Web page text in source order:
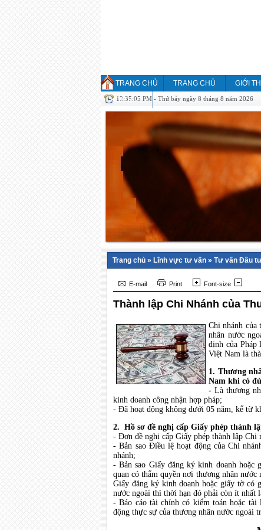
TRANG CHỦ TRANG CHỦ GIỚI
HỎI ĐÁP
12:35:05 PM - Thứ bảy ngày 8 tháng 8 năm 2026
Trang chủ » Lĩnh vực tư vấn » Tư vấn Đầu
E-mail Print Font-size
Thành lập Chi Nhánh của
Chi nhánh của
nhân nước
định của Pháp
Việt Nam là
1. Thương
Nam khi có
- Là thương
kinh doanh công nhận hợp pháp;
- Đã hoạt động không dưới 05 năm, kể từ
2. Hồ sơ đề nghị cấp Giấy phép thành
- Đơn đề nghị cấp Giấy phép thành lập Chi
- Bản sao Điều lệ hoạt động của Chi
nhánh;
- Bản sao Giấy đăng ký kinh doanh
quan có thẩm quyền nơi thương nhân
Giấy đăng ký kinh doanh hoặc giấy tờ có
nước ngoài thì thời hạn đó phải còn ít nhất
- Báo cáo tài chính có kiểm toán hoặc
động thực sự của thương nhân nước ngoài